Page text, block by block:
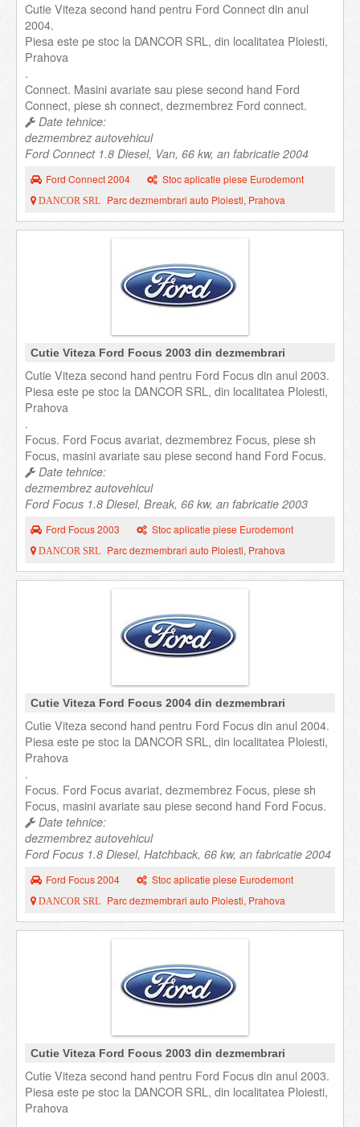
Cutie Viteza second hand pentru Ford Connect din anul
2004.
Piesa este pe stoc la DANCOR SRL, din localitatea Ploiesti,
Prahova
.
Connect. Masini avariate sau piese second hand Ford
Connect, piese sh connect, dezmembrez Ford connect.
Date tehnice:
dezmembrez autovehicul
Ford Connect 1.8 Diesel, Van, 66 kw, an fabricatie 2004
Ford Connect 2004 Stoc aplicatie piese Eurodemont
DANCOR SRL Parc dezmembrari auto Ploiesti, Prahova
Cutie Viteza Ford Focus 2003 din dezmembrari
Cutie Viteza second hand pentru Ford Focus din anul 2003.
Piesa este pe stoc la DANCOR SRL, din localitatea Ploiesti,
Prahova
.
Focus. Ford Focus avariat, dezmembrez Focus, piese sh
Focus, masini avariate sau piese second hand Ford Focus.
Date tehnice:
dezmembrez autovehicul
Ford Focus 1.8 Diesel, Break, 66 kw, an fabricatie 2003
Ford Focus 2003 Stoc aplicatie piese Eurodemont
DANCOR SRL Parc dezmembrari auto Ploiesti, Prahova
Cutie Viteza Ford Focus 2004 din dezmembrari
Cutie Viteza second hand pentru Ford Focus din anul 2004.
Piesa este pe stoc la DANCOR SRL, din localitatea Ploiesti,
Prahova
.
Focus. Ford Focus avariat, dezmembrez Focus, piese sh
Focus, masini avariate sau piese second hand Ford Focus.
Date tehnice:
dezmembrez autovehicul
Ford Focus 1.8 Diesel, Hatchback, 66 kw, an fabricatie 2004
Ford Focus 2004 Stoc aplicatie piese Eurodemont
DANCOR SRL Parc dezmembrari auto Ploiesti, Prahova
Cutie Viteza Ford Focus 2003 din dezmembrari
Cutie Viteza second hand pentru Ford Focus din anul 2003.
Piesa este pe stoc la DANCOR SRL, din localitatea Ploiesti,
Prahova